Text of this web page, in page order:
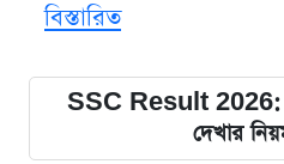
বিস্তারিত
SSC Result 2026:
দেখার